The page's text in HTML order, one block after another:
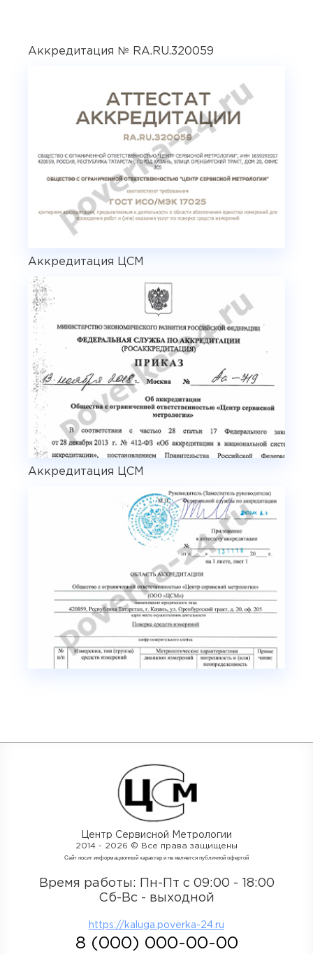
Аккредитация № RA.RU.320059
Аккредитация ЦСМ
Аккредитация ЦСМ
Центр Сервисной Метрологии
2014 - 2026 © Все права защищены
Cайт носит информационный характер и не является публичной офертой
Время работы: Пн-Пт с 09:00 - 18:00
Сб-Вс - выходной
https://kaluga.poverka-24.ru
8 (000) 000-00-00